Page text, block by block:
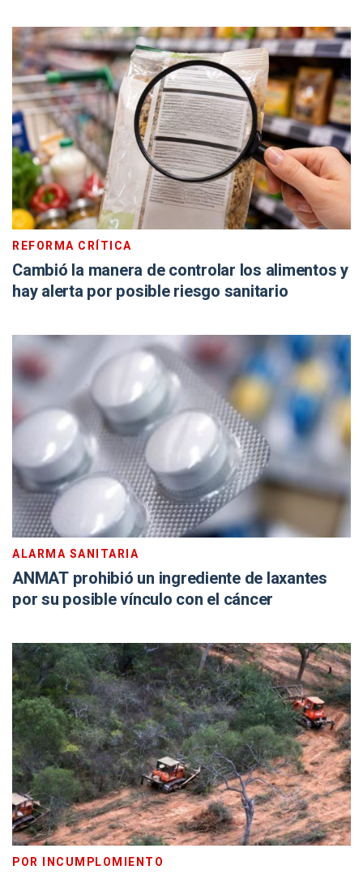
REFORMA CRÍTICA
Cambió la manera de controlar los alimentos y
hay alerta por posible riesgo sanitario
ALARMA SANITARIA
ANMAT prohibió un ingrediente de laxantes
por su posible vínculo con el cáncer
POR INCUMPLOMIENTO